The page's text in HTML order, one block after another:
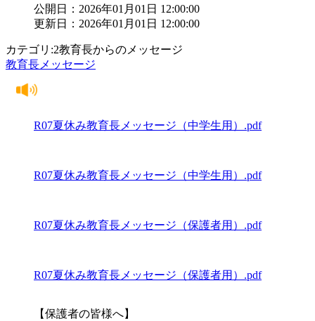
公開日：2026年01月01日 12:00:00
更新日：2026年01月01日 12:00:00
カテゴリ:2教育長からのメッセージ
教育長メッセージ
R07夏休み教育長メッセージ（中学生用）.pdf
R07夏休み教育長メッセージ（中学生用）.pdf
R07夏休み教育長メッセージ（保護者用）.pdf
R07夏休み教育長メッセージ（保護者用）.pdf
【保護者の皆様へ】